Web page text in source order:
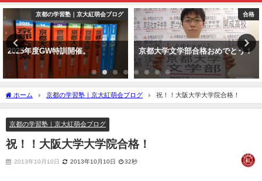
京都の学習塾｜京大紅萌会ブログ
2025年度GW特訓開催。
合格
京都大学文学部合格おめでとう！
ホーム 京都の学習塾｜京大紅萌会ブログ 祝！！大阪大学大学院合格！
京都の学習塾｜京大紅萌会ブログ
祝！！大阪大学大学院合格！
2013年10月10日 2013年10月10日 32秒